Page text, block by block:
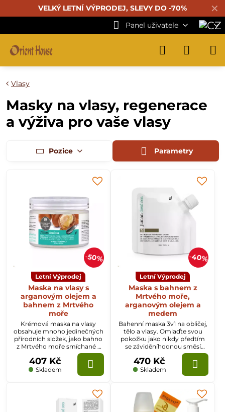
✕
VELKÝ LETNÍ VÝPRODEJ, SLEVY DO -70%
Panel uživatele
Vlasy
Masky na vlasy, regenerace
a výživa pro vaše vlasy
Pozice Parametry
50%
Letní Výprodej
Maska na vlasy s
arganovým olejem a
bahnem z Mrtvého
moře
Krémová maska ​​na vlasy
obsahuje mnoho jedinečných
přírodních složek, jako bahno
z Mrtvého moře smíchané s
bambuckým máslem,
arganovým olejem a dalšími
esenciálními oleji jako
kokosový a mandlový olej.
Skladem
407 Kč
40%
Letní Výprodej
Maska s bahnem z
Mrtvého moře,
arganovým olejem a
medem
Bahenní maska ​​3v1 na obličej,
tělo a vlasy. Omlaďte svou
pokožku jako nikdy předtím
se záviděníhodnou směsí
bahna z Mrtvého moře, medu,
arganového oleje, vitamínů a
množství minerálů
zlepšujících pokožku.
Skladem
470 Kč